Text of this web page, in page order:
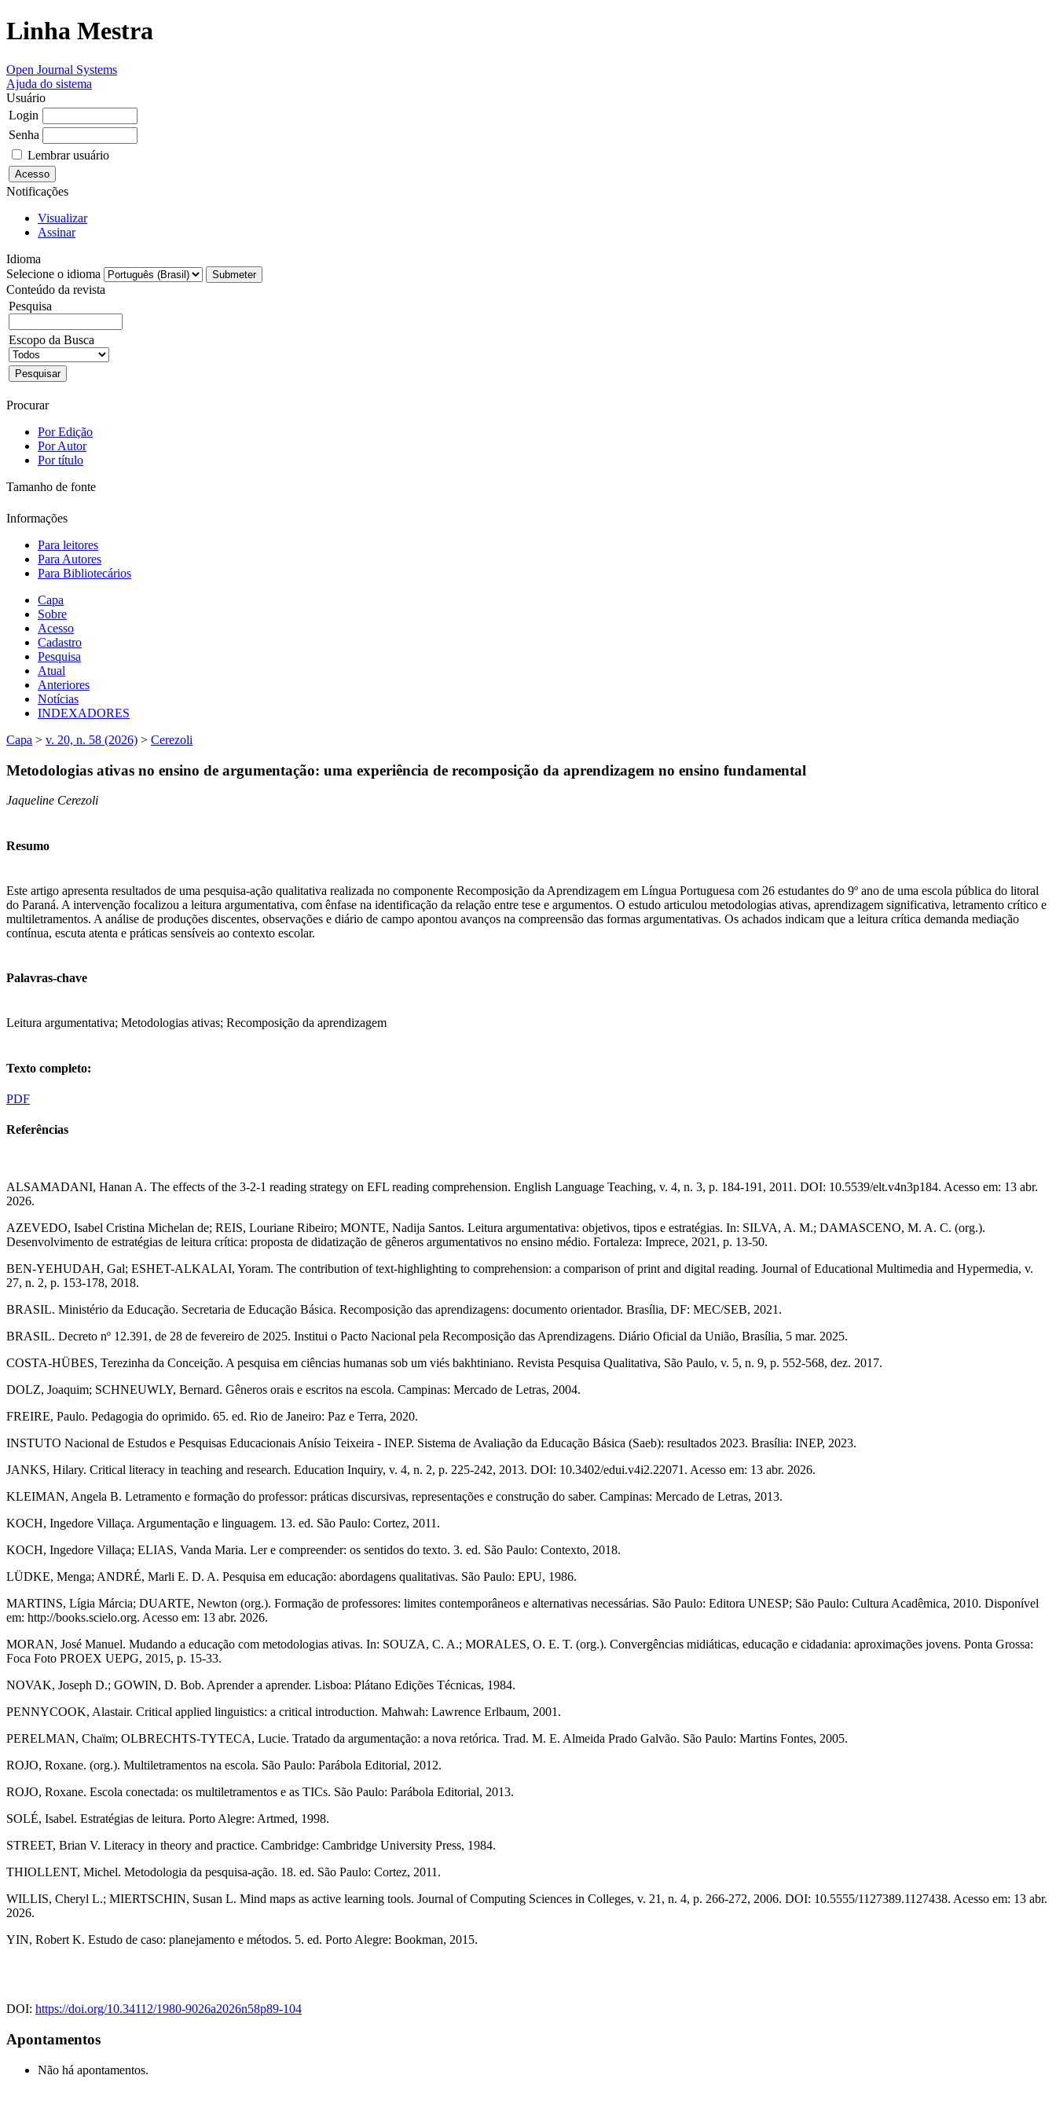
Linha Mestra
Open Journal Systems
Ajuda do sistema
Usuário
Login
Senha
Lembrar usuário
Notificações
Visualizar
Assinar
Idioma
Selecione o idioma
Conteúdo da revista
Pesquisa
Escopo da Busca
Procurar
Por Edição
Por Autor
Por título
Tamanho de fonte
Informações
Para leitores
Para Autores
Para Bibliotecários
Capa
Sobre
Acesso
Cadastro
Pesquisa
Atual
Anteriores
Notícias
INDEXADORES
Capa > v. 20, n. 58 (2026) > Cerezoli
Metodologias ativas no ensino de argumentação: uma experiência de recomposição da aprendizagem no ensino fundamental
Jaqueline Cerezoli
Resumo
Este artigo apresenta resultados de uma pesquisa-ação qualitativa realizada no componente Recomposição da Aprendizagem em Língua Portuguesa com 26 estudantes do 9º ano de uma escola pública do litoral
do Paraná. A intervenção focalizou a leitura argumentativa, com ênfase na identificação da relação entre tese e argumentos. O estudo articulou metodologias ativas, aprendizagem significativa, letramento crítico e
multiletramentos. A análise de produções discentes, observações e diário de campo apontou avanços na compreensão das formas argumentativas. Os achados indicam que a leitura crítica demanda mediação
contínua, escuta atenta e práticas sensíveis ao contexto escolar.
Palavras-chave
Leitura argumentativa; Metodologias ativas; Recomposição da aprendizagem
Texto completo:
PDF
Referências
ALSAMADANI, Hanan A. The effects of the 3-2-1 reading strategy on EFL reading comprehension. English Language Teaching, v. 4, n. 3, p. 184-191, 2011. DOI: 10.5539/elt.v4n3p184. Acesso em: 13 abr.
2026.
AZEVEDO, Isabel Cristina Michelan de; REIS, Louriane Ribeiro; MONTE, Nadija Santos. Leitura argumentativa: objetivos, tipos e estratégias. In: SILVA, A. M.; DAMASCENO, M. A. C. (org.).
Desenvolvimento de estratégias de leitura crítica: proposta de didatização de gêneros argumentativos no ensino médio. Fortaleza: Imprece, 2021, p. 13-50.
BEN-YEHUDAH, Gal; ESHET-ALKALAI, Yoram. The contribution of text-highlighting to comprehension: a comparison of print and digital reading. Journal of Educational Multimedia and Hypermedia, v.
27, n. 2, p. 153-178, 2018.
BRASIL. Ministério da Educação. Secretaria de Educação Básica. Recomposição das aprendizagens: documento orientador. Brasília, DF: MEC/SEB, 2021.
BRASIL. Decreto nº 12.391, de 28 de fevereiro de 2025. Institui o Pacto Nacional pela Recomposição das Aprendizagens. Diário Oficial da União, Brasília, 5 mar. 2025.
COSTA-HÜBES, Terezinha da Conceição. A pesquisa em ciências humanas sob um viés bakhtiniano. Revista Pesquisa Qualitativa, São Paulo, v. 5, n. 9, p. 552-568, dez. 2017.
DOLZ, Joaquim; SCHNEUWLY, Bernard. Gêneros orais e escritos na escola. Campinas: Mercado de Letras, 2004.
FREIRE, Paulo. Pedagogia do oprimido. 65. ed. Rio de Janeiro: Paz e Terra, 2020.
INSTUTO Nacional de Estudos e Pesquisas Educacionais Anísio Teixeira - INEP. Sistema de Avaliação da Educação Básica (Saeb): resultados 2023. Brasília: INEP, 2023.
JANKS, Hilary. Critical literacy in teaching and research. Education Inquiry, v. 4, n. 2, p. 225-242, 2013. DOI: 10.3402/edui.v4i2.22071. Acesso em: 13 abr. 2026.
KLEIMAN, Angela B. Letramento e formação do professor: práticas discursivas, representações e construção do saber. Campinas: Mercado de Letras, 2013.
KOCH, Ingedore Villaça. Argumentação e linguagem. 13. ed. São Paulo: Cortez, 2011.
KOCH, Ingedore Villaça; ELIAS, Vanda Maria. Ler e compreender: os sentidos do texto. 3. ed. São Paulo: Contexto, 2018.
LÜDKE, Menga; ANDRÉ, Marli E. D. A. Pesquisa em educação: abordagens qualitativas. São Paulo: EPU, 1986.
MARTINS, Lígia Márcia; DUARTE, Newton (org.). Formação de professores: limites contemporâneos e alternativas necessárias. São Paulo: Editora UNESP; São Paulo: Cultura Acadêmica, 2010. Disponível
em: http://books.scielo.org. Acesso em: 13 abr. 2026.
MORAN, José Manuel. Mudando a educação com metodologias ativas. In: SOUZA, C. A.; MORALES, O. E. T. (org.). Convergências midiáticas, educação e cidadania: aproximações jovens. Ponta Grossa:
Foca Foto PROEX UEPG, 2015, p. 15-33.
NOVAK, Joseph D.; GOWIN, D. Bob. Aprender a aprender. Lisboa: Plátano Edições Técnicas, 1984.
PENNYCOOK, Alastair. Critical applied linguistics: a critical introduction. Mahwah: Lawrence Erlbaum, 2001.
PERELMAN, Chaïm; OLBRECHTS-TYTECA, Lucie. Tratado da argumentação: a nova retórica. Trad. M. E. Almeida Prado Galvão. São Paulo: Martins Fontes, 2005.
ROJO, Roxane. (org.). Multiletramentos na escola. São Paulo: Parábola Editorial, 2012.
ROJO, Roxane. Escola conectada: os multiletramentos e as TICs. São Paulo: Parábola Editorial, 2013.
SOLÉ, Isabel. Estratégias de leitura. Porto Alegre: Artmed, 1998.
STREET, Brian V. Literacy in theory and practice. Cambridge: Cambridge University Press, 1984.
THIOLLENT, Michel. Metodologia da pesquisa-ação. 18. ed. São Paulo: Cortez, 2011.
WILLIS, Cheryl L.; MIERTSCHIN, Susan L. Mind maps as active learning tools. Journal of Computing Sciences in Colleges, v. 21, n. 4, p. 266-272, 2006. DOI: 10.5555/1127389.1127438. Acesso em: 13 abr.
2026.
YIN, Robert K. Estudo de caso: planejamento e métodos. 5. ed. Porto Alegre: Bookman, 2015.
DOI: https://doi.org/10.34112/1980-9026a2026n58p89-104
Apontamentos
Não há apontamentos.